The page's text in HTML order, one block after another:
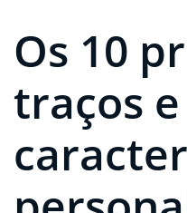
Os 10
traços e